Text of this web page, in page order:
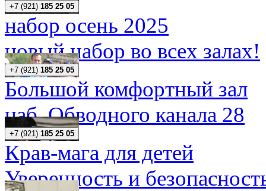
+7 (921) 185 25 05
набор осень 2025
новый набор во всех залах!
+7 (921) 185 25 05
Большой комфортный зал
наб. Обводного канала 28
+7 (921) 185 25 05
Крав-мага для детей
Уверенность и